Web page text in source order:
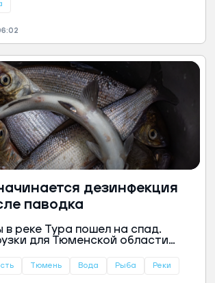
сохраняется, сообщили в
дезинфекция
паводка
в реке Тура пошел на спад.
для Тюменской области
ликвидацией последствий
Тюмень Вода Рыба Реки